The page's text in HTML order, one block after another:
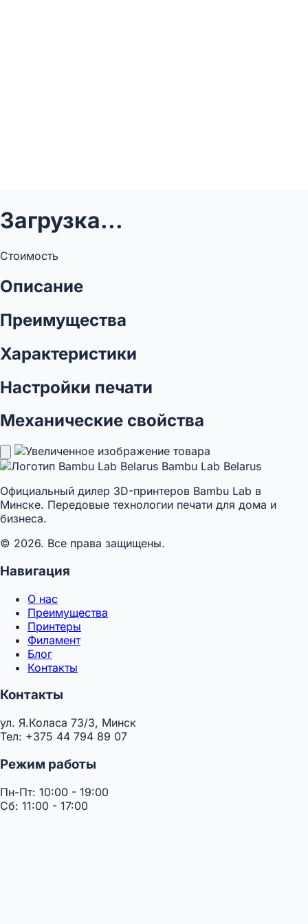
Загрузка...
Стоимость
Описание
Преимущества
Характеристики
Настройки печати
Механические свойства
Bambu Lab Belarus
Официальный дилер 3D-принтеров Bambu Lab в
Минске. Передовые технологии печати для дома и
бизнеса.
© 2026. Все права защищены.
Навигация
О нас
Преимущества
Принтеры
Филамент
Блог
Контакты
Контакты
ул. Я.Коласа 73/3, Минск
Тел: +375 44 794 89 07
Режим работы
Пн-Пт: 10:00 - 19:00
Сб: 11:00 - 17:00